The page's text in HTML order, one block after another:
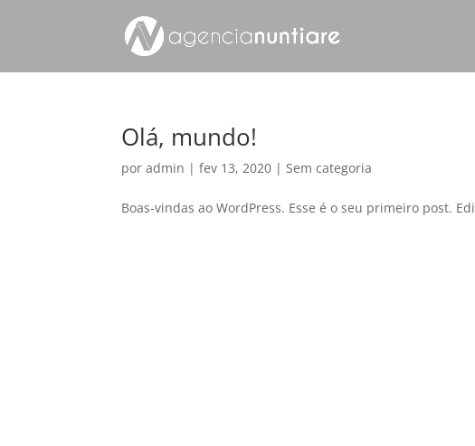
Olá, mundo!
poradmin |fev 13, 2020 |Sem categoria
Boas-vindas ao WordPress. Esse é o seu primeiro post.